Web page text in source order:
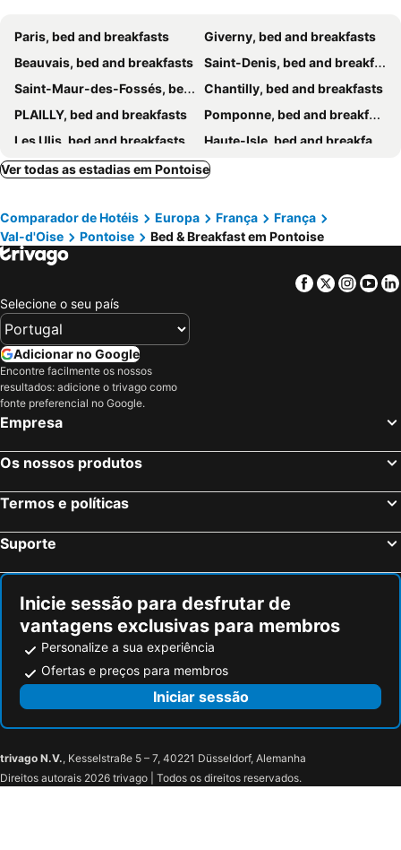
Paris, bed and breakfasts
Giverny, bed and breakfasts
Beauvais, bed and breakfasts
Saint-Denis, bed and breakfasts
Saint-Maur-des-Fossés, bed and breakfasts
Chantilly, bed and breakfasts
PLAILLY, bed and breakfasts
Pomponne, bed and breakfasts
Les Ulis, bed and breakfasts
Haute-Isle, bed and breakfasts
Montherlant, bed and breakfasts
Fontenay-sous-Bois, bed and breakfasts
Vanves, bed and breakfasts
Maisons-Alfort, bed and breakfasts
Livry-Gargan, bed and breakfasts
Issy-les-Moulineaux, bed and breakfasts
Magny les Hameaux, bed and breakfasts
Aulnay-sous-Bois, bed and breakfasts
Longjumeau, bed and breakfasts
Saint-Crépin-Ibouvillers, bed and breakfasts
Épinay-sur-Seine, bed and breakfasts
Champigny-sur-Marne, bed and breakfasts
Perdreauville, bed and breakfasts
Le Déluge, bed and breakfasts
Neauphle-le-Château, bed and breakfasts
Trie-Château, bed and breakfasts
Pantin, bed and breakfasts
Auvers-sur-Oise, bed and breakfasts
Meulan, bed and breakfasts
Malakoff, bed and breakfasts
Ver todas as estadias em Pontoise
Comparador de Hotéis Europa França
França
Val-d'Oise
Pontoise Bed & Breakfast em Pontoise
Facebook
Twitter
Selecione o seu país
Adicionar no Google
Encontre facilmente os nossos
resultados: adicione o trivago como
fonte preferencial no Google.
Empresa
Os nossos produtos
Termos e políticas
Suporte
Inicie sessão para desfrutar de
vantagens exclusivas para membros
Personalize a sua experiência
Ofertas e preços para membros
Iniciar sessão
trivago N.V., Kesselstraße 5 – 7, 40221 Düsseldorf, Alemanha
Direitos autorais 2026 trivago | Todos os direitos reservados.